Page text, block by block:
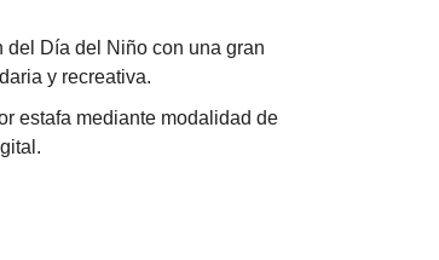
del Día del Niño con una gran
y recreativa.
estafa mediante modalidad de